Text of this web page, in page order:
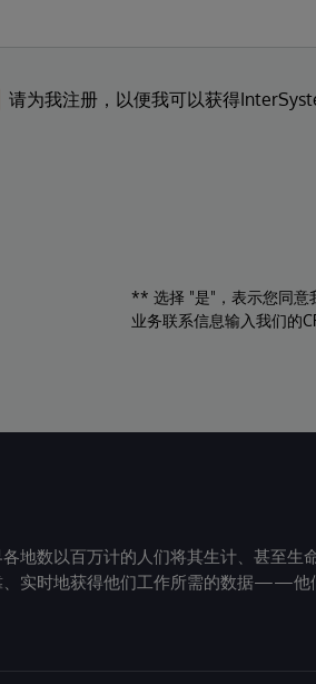
请为我注册，以便我可以获得
** 选择 "是"，表示您同意
业务联系信息输入我们的
地数以百万计的人们将其生计、甚至生
、实时地获得他们工作所需的数据——他